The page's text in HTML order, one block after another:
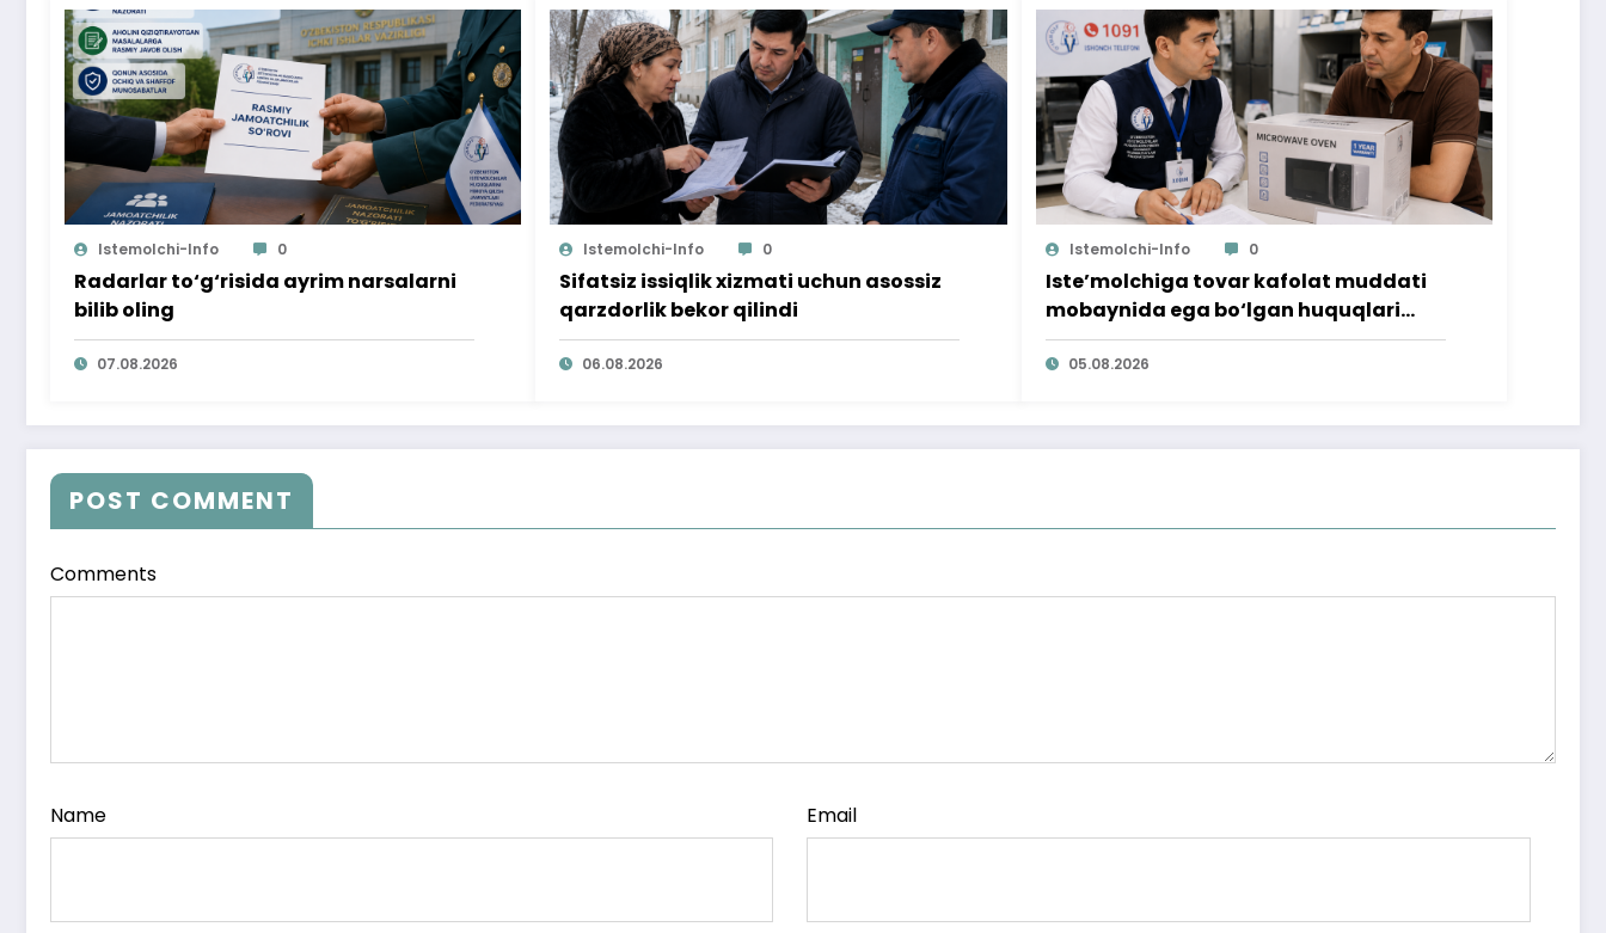
Istemolchi-Info 0
Radarlar to‘g‘risida ayrim narsalarni
bilib oling
07.08.2026
Istemolchi-Info 0
Sifatsiz issiqlik xizmati uchun asossiz
qarzdorlik bekor qilindi
06.08.2026
Istemolchi-Info 0
Iste’molchiga tovar kafolat muddati
mobaynida ega bo‘lgan huquqlari
ta’minlab berildi
05.08.2026
POST COMMENT
Comments
Name Email